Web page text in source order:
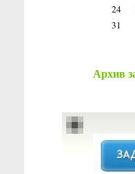
24
31
Архив